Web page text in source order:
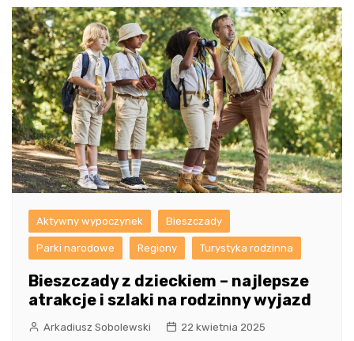
Aktywny wypoczynek Bieszczady
Parki narodowe Regiony Turystyka rodzinna
Bieszczady z dzieckiem – najlepsze
atrakcje i szlaki na rodzinny wyjazd
Arkadiusz Sobolewski 22 kwietnia 2025